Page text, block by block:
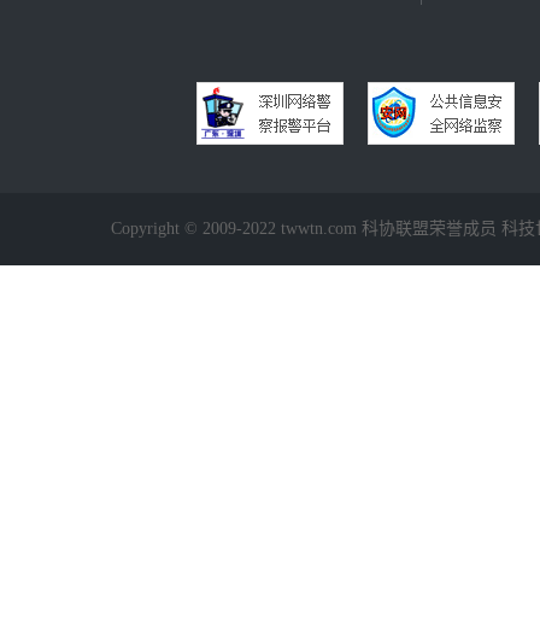
Copyright © 2009-2022 twwtn.com 科协联盟荣誉成员 科